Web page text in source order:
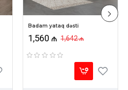
Badam yataq dəsti
1,560 ₼ 1,642 ₼